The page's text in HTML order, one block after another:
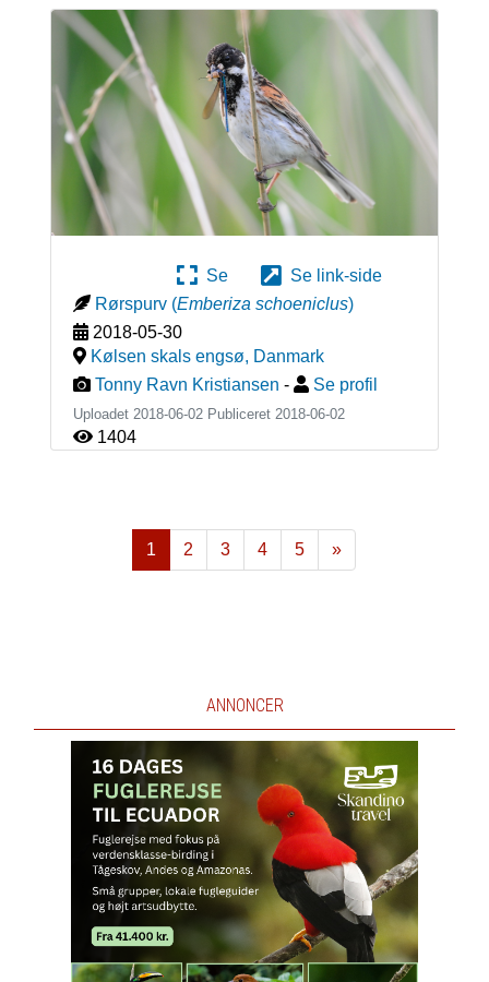
Se
Se link-side
Rørspurv (Emberiza schoeniclus)
2018-05-30
Kølsen skals engsø, Danmark
Tonny Ravn Kristiansen - Se profil
Uploadet 2018-06-02 Publiceret 2018-06-02
1404
1 2 3 4 5
»
Næste
ANNONCER